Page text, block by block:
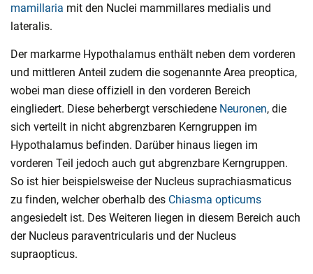
mamillaria mit den Nuclei mammillares medialis und
lateralis.
Der markarme Hypothalamus enthält neben dem vorderen
und mittleren Anteil zudem die sogenannte Area preoptica,
wobei man diese offiziell in den vorderen Bereich
eingliedert. Diese beherbergt verschiedene Neuronen, die
sich verteilt in nicht abgrenzbaren Kerngruppen im
Hypothalamus befinden. Darüber hinaus liegen im
vorderen Teil jedoch auch gut abgrenzbare Kerngruppen.
So ist hier beispielsweise der Nucleus suprachiasmaticus
zu finden, welcher oberhalb des Chiasma opticums
angesiedelt ist. Des Weiteren liegen in diesem Bereich auch
der Nucleus paraventricularis und der Nucleus
supraopticus.